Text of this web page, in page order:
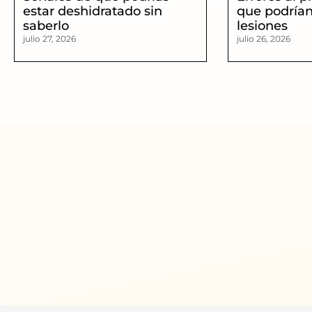
estar deshidratado sin
saberlo
julio 27, 2026
que
lesiones
julio 26, 2026